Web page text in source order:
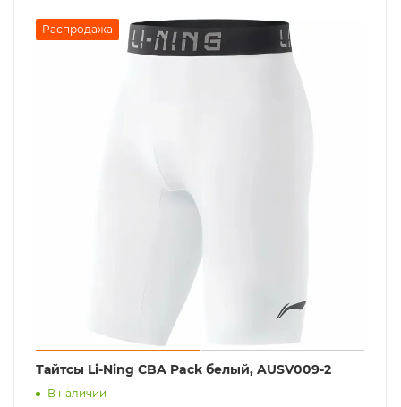
Распродажа
Тайтсы Li-Ning CBA Pack белый, AUSV009-2
В наличии